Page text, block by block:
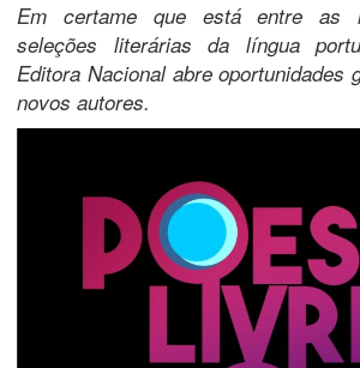
Em certame que está entre as
seleções literárias da língua
Editora Nacional abre oportunidades
novos autores.